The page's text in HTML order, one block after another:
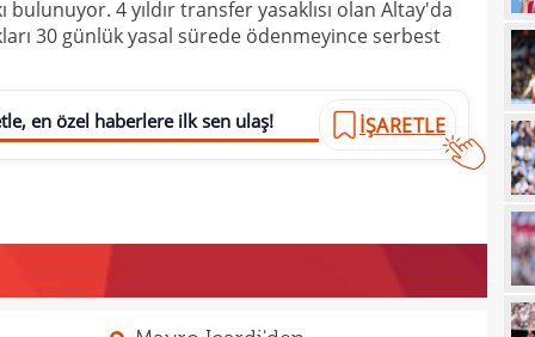
4 yıldır transfer yasaklısı olan Altay'da
30 günlük yasal sürede ödenmeyince serbest
en özel haberlere ilk sen ulaş! İŞARETLE
12.